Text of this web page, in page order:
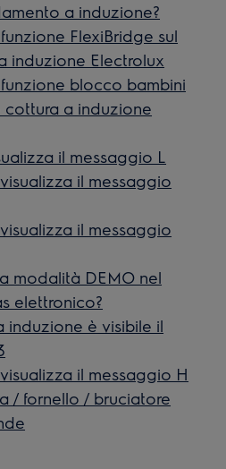
a induzione?
FlexiBridge sul
induzione Electrolux
blocco bambini
a induzione
il messaggio L
il messaggio
il messaggio
modalità DEMO nel
elettronico?
induzione è visibile il
il messaggio H
/ fornello / bruciatore